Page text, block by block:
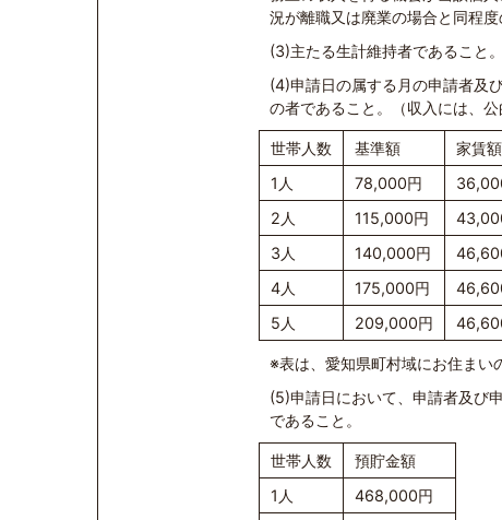
況が離職又は廃業の場合と同程度
(3)主たる生計維持者であること。
(4)申請日の属する月の申請者及
の者であること。（収入には、公
世帯人数 基準額 家賃額
1人
78,000円
2人
115,000円
3人
140,000円
4人
175,000円
5人
209,000円
※表は、愛知県町村域にお住まい
(5)申請日において、申請者及び
であること。
世帯人数
預貯金額
1人
468,000円